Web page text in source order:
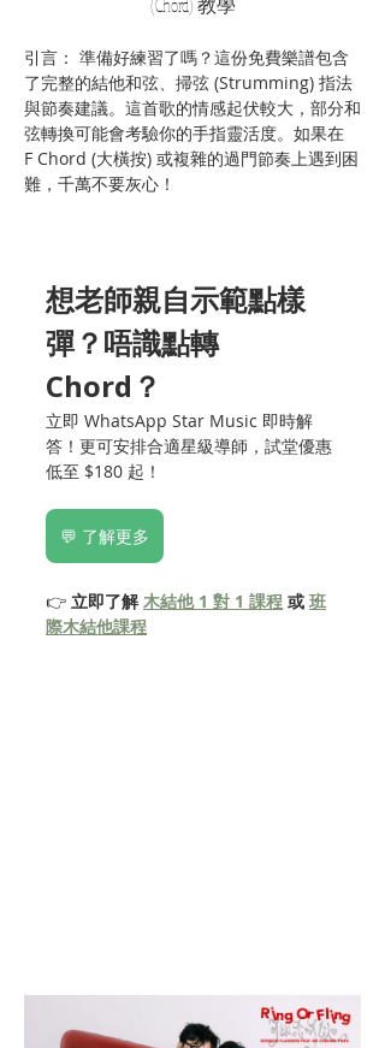
(Chord) 教學
引言： 準備好練習了嗎？這份免費樂譜包含
了完整的結他和弦、掃弦 (Strumming) 指法
與節奏建議。這首歌的情感起伏較大，部分和
弦轉換可能會考驗你的手指靈活度。如果在
F Chord (大橫按) 或複雜的過門節奏上遇到困
難，千萬不要灰心！
想老師親自示範點樣
彈？唔識點轉
Chord？
立即 WhatsApp Star Music 即時解
答！更可安排合適星級導師，試堂優惠
低至 $180 起！
💬 了解更多
👉 立即了解 木結他 1 對 1 課程 或 班
際木結他課程